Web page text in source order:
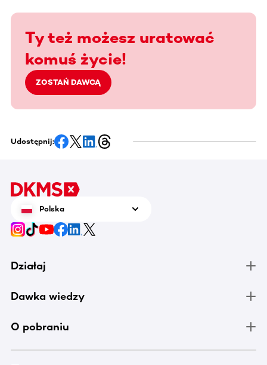
Ty też możesz uratować
komuś życie!
ZOSTAŃ DAWCĄ
Udostępnij:
Polska
Działaj
Dawka wiedzy
O pobraniu